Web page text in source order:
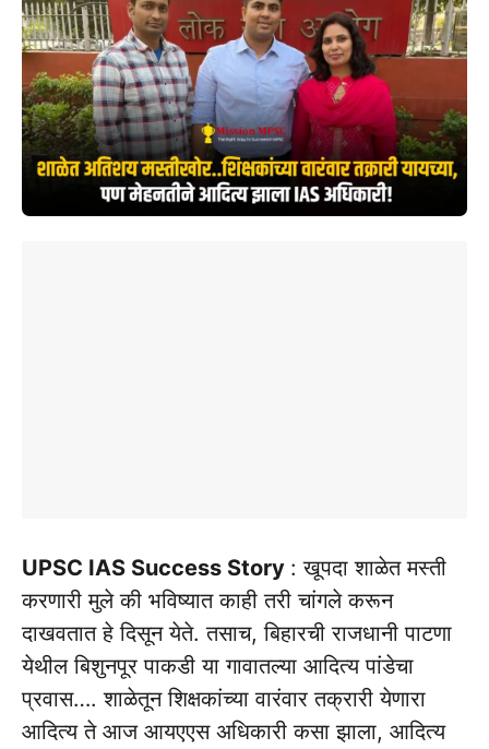
UPSC IAS Success Story : खूपदा शाळेत मस्ती
करणारी मुले की भविष्यात काही तरी चांगले करून
दाखवतात हे दिसून येते. तसाच, बिहारची राजधानी पाटणा
येथील बिशुनपूर पाकडी या गावातल्या आदित्य पांडेचा
प्रवास…. शाळेतून शिक्षकांच्या वारंवार तक्रारी येणारा
आदित्य ते आज आयएएस अधिकारी कसा झाला, आदित्य